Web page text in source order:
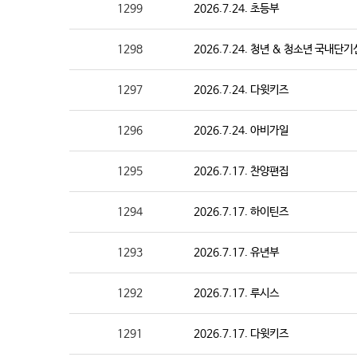
1299 2026.7.24. 초등부
1298 2026.7.24. 청년 & 청소년 국내단기
1297 2026.7.24. 다윗키즈
1296 2026.7.24. 아비가일
1295 2026.7.17. 찬양편집
1294 2026.7.17. 하이틴즈
1293 2026.7.17. 유년부
1292 2026.7.17. 루시스
1291 2026.7.17. 다윗키즈